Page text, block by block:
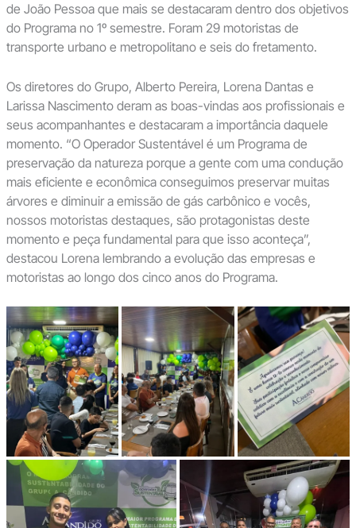
de João Pessoa que mais se destacaram dentro dos objetivos
do Programa no 1º semestre. Foram 29 motoristas de
transporte urbano e metropolitano e seis do fretamento.
Os diretores do Grupo, Alberto Pereira, Lorena Dantas e
Larissa Nascimento deram as boas-vindas aos profissionais e
seus acompanhantes e destacaram a importância daquele
momento. “O Operador Sustentável é um Programa de
preservação da natureza porque a gente com uma condução
mais eficiente e econômica conseguimos preservar muitas
árvores e diminuir a emissão de gás carbônico e vocês,
nossos motoristas destaques, são protagonistas deste
momento e peça fundamental para que isso aconteça”,
destacou Lorena lembrando a evolução das empresas e
motoristas ao longo dos cinco anos do Programa.